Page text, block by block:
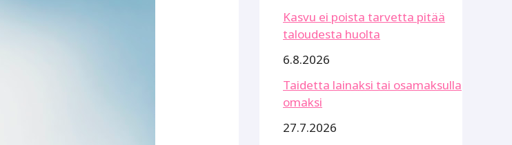
Kasvu ei poista tarvetta pitää
taloudesta huolta
6.8.2026
Taidetta lainaksi tai osamaksulla
omaksi
27.7.2026